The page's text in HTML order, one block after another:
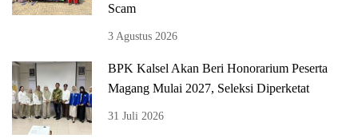
Scam
3 Agustus 2026
BPK Kalsel Akan Beri Honorarium Peserta
Magang Mulai 2027, Seleksi Diperketat
31 Juli 2026